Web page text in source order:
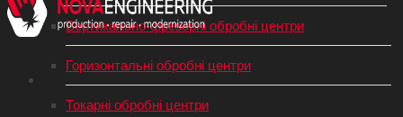
Вертикально-фрезерні обробні центри
Горизонтальні обробні центри
Токарні обробні центри